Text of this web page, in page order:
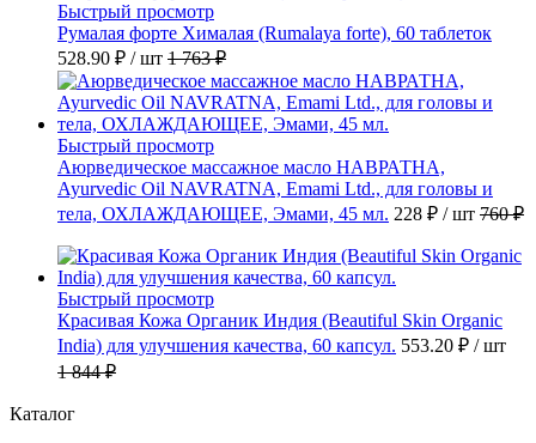
Быстрый просмотр
Румалая форте Хималая (Rumalaya forte), 60 таблеток
528.90 ₽ / шт 1 763 ₽
Быстрый просмотр
Аюрведическое массажное масло НАВРАТНА,
Ayurvedic Oil NAVRATNA, Emami Ltd., для головы и
тела, ОХЛАЖДАЮЩЕЕ, Эмами, 45 мл. 228 ₽ / шт 760 ₽
Быстрый просмотр
Красивая Кожа Органик Индия (Beautiful Skin Organic
India) для улучшения качества, 60 капсул. 553.20 ₽ / шт
1 844 ₽
Каталог